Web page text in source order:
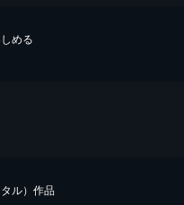
める
ル）作品